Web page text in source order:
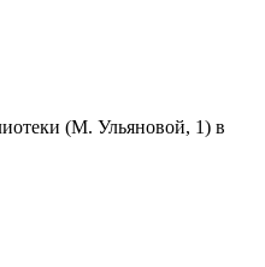
(М. Ульяновой, 1) в